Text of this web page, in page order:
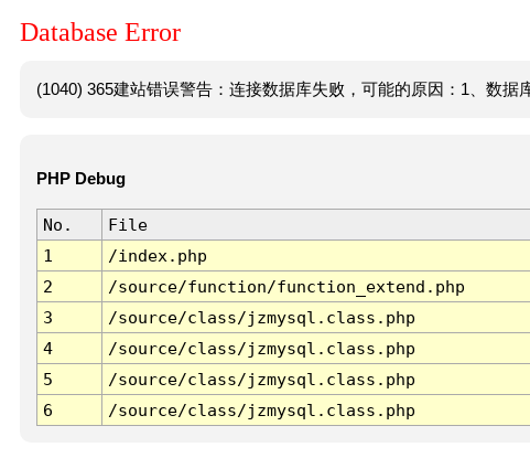
Database Error
(1040) 365建站错误警告：连接数据库失败，可能的原因：1、数据
PHP Debug
No. File
1
/index.php
2
/source/function/function_extend.php
3
/source/class/jzmysql.class.php
4
/source/class/jzmysql.class.php
5
/source/class/jzmysql.class.php
6
/source/class/jzmysql.class.php